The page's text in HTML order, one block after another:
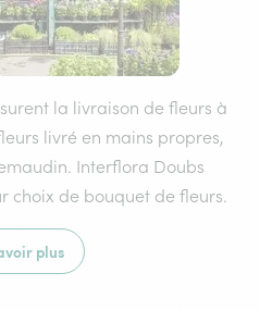
la livraison de fleurs à
livré en mains propres,
Interflora Doubs
choix de bouquet de fleurs.
plus